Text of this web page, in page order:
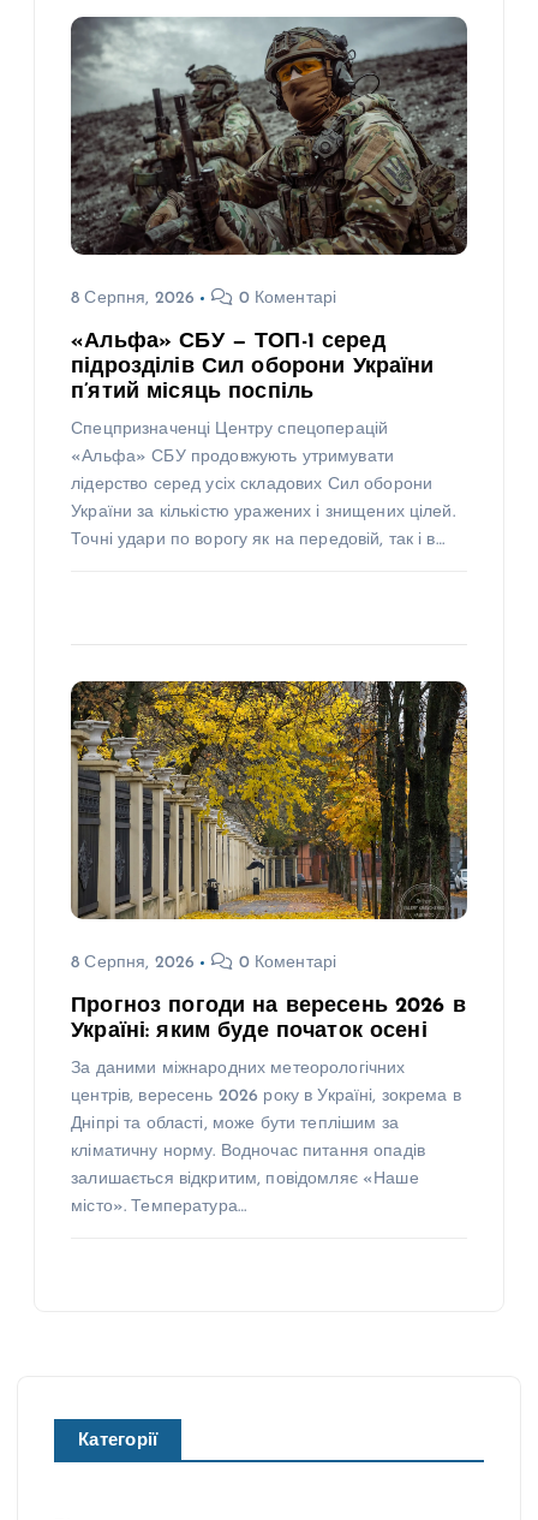
8 Серпня, 2026 0 Коментарі
«Альфа» СБУ — ТОП-1 серед
підрозділів Сил оборони України
п’ятий місяць поспіль
Спецпризначенці Центру спецоперацій
«Альфа» СБУ продовжують утримувати
лідерство серед усіх складових Сил оборони
України за кількістю уражених і знищених цілей.
Точні удари по ворогу як на передовій, так і в…
8 Серпня, 2026 0 Коментарі
Прогноз погоди на вересень 2026 в
Україні: яким буде початок осені
За даними міжнародних метеорологічних
центрів, вересень 2026 року в Україні, зокрема в
Дніпрі та області, може бути теплішим за
кліматичну норму. Водночас питання опадів
залишається відкритим, повідомляє «Наше
місто». Температура…
Категорії